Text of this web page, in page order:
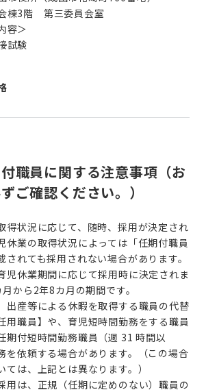
棟3階 第三委員会室
容＞
試験
職員に関する注意事項（お
ご確認ください。）
状況に応じて、随時、採用が決定され
休業の取得状況によっては「任期付職員
されても採用されない場合があります。
休業期間に応じて採用時に決定されま
から2年8カ月の期間です。
出産等による休暇を取得する職員の代替
用職員】や、育児短時間勤務をする職員
期付短時間勤務職員（週 31 時間以
を依頼する場合があります。（この場合
ては、上記とは異なります。）
は、正規（任期に定めのない）職員の